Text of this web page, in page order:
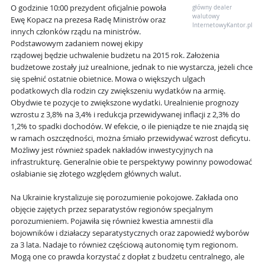
główny dealer
walutowy
InternetowyKantor.pl
O godzinie 10:00 prezydent oficjalnie powoła
Ewę Kopacz na prezesa Radę Ministrów oraz
innych członków rządu na ministrów.
Podstawowym zadaniem nowej ekipy
rządowej będzie uchwalenie budżetu na 2015 rok. Założenia
budżetowe zostały już urealnione, jednak to nie wystarcza, jeżeli chce
się spełnić ostatnie obietnice. Mowa o większych ulgach
podatkowych dla rodzin czy zwiększeniu wydatków na armię.
Obydwie te pozycje to zwiększone wydatki. Urealnienie prognozy
wzrostu z 3,8% na 3,4% i redukcja przewidywanej inflacji z 2,3% do
1,2% to spadki dochodów. W efekcie, o ile pieniądze te nie znajdą się
w ramach oszczędności, można śmiało przewidywać wzrost deficytu.
Możliwy jest również spadek nakładów inwestycyjnych na
infrastrukturę. Generalnie obie te perspektywy powinny powodować
osłabianie się złotego względem głównych walut.
Na Ukrainie krystalizuje się porozumienie pokojowe. Zakłada ono
objęcie zajętych przez separatystów regionów specjalnym
porozumieniem. Pojawiła się również kwestia amnestii dla
bojowników i działaczy separatystycznych oraz zapowiedź wyborów
za 3 lata. Nadaje to również częściową autonomię tym regionom.
Mogą one co prawda korzystać z dopłat z budżetu centralnego, ale